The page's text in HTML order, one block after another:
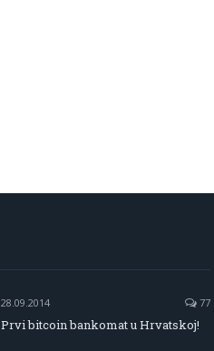
28.09.2014 77
Prvi bitcoin bankomat u Hrvatskoj!